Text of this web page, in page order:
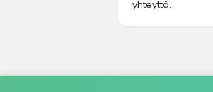
yhteyttä.